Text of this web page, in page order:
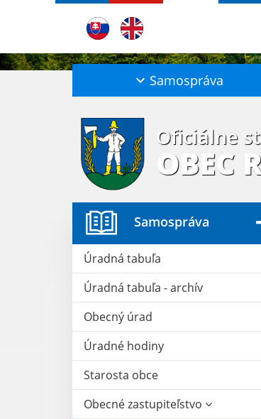
Samospráva
Oficiálne
OBEC
Samospráva
Úradná tabuľa
Úradná tabuľa - archív
Obecný úrad
Úradné hodiny
Starosta obce
Obecné zastupiteľstvo